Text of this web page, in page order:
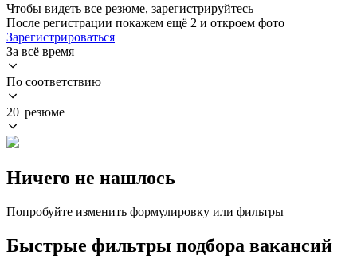
Чтобы видеть все резюме, зарегистрируйтесь
После регистрации покажем ещё 2 и откроем фото
Зарегистрироваться
За всё время
По соответствию
20 резюме
Ничего не нашлось
Попробуйте изменить формулировку или фильтры
Быстрые фильтры подбора вакансий